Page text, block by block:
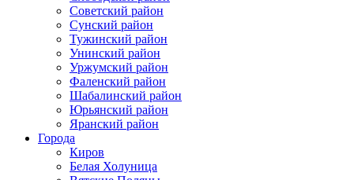
Советский район
Сунский район
Тужинский район
Унинский район
Уржумский район
Фаленский район
Шабалинский район
Юрьянский район
Яранский район
Города
Киров
Белая Холуница